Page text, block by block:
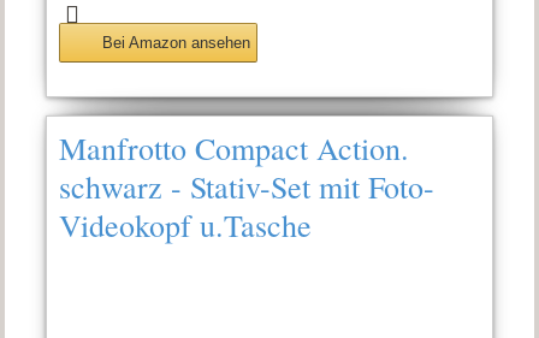
Bei Amazon ansehen
Manfrotto Compact Action.
schwarz - Stativ-Set mit Foto-
Videokopf u.Tasche